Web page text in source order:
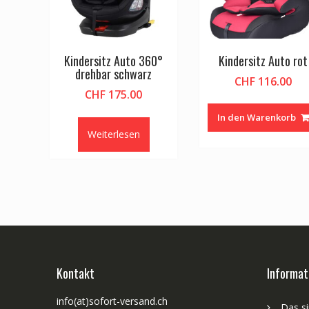
Kindersitz Auto 360°
drehbar schwarz
CHF 175.00
Weiterlesen
Kindersitz Auto rot
CHF 116.00
In den Warenkorb
Kontakt
info(at)sofort-versand.ch